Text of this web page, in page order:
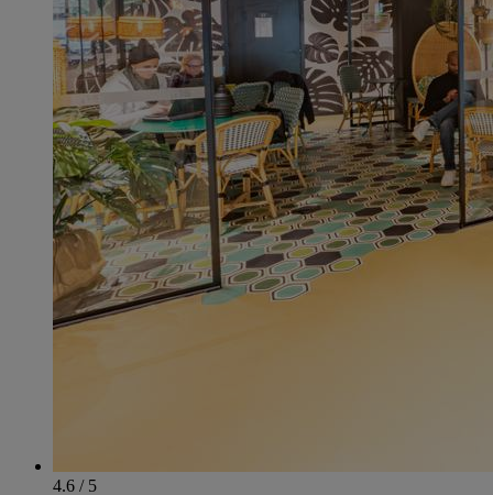
4.6 / 5